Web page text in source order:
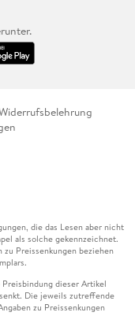
die das Lesen aber nicht
als solche gekennzeichnet.
Preissenkungen beziehen
dieser Artikel
Die jeweils zutreffende
zu Preissenkungen